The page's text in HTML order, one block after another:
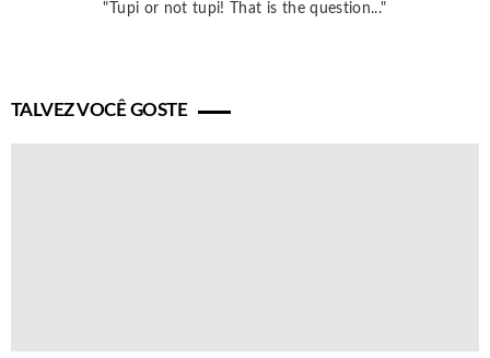
"Tupi or not tupi! That is the question..."
TALVEZ VOCÊ GOSTE